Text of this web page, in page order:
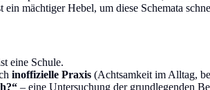
mächtiger Hebel, um diese Schemata
eine Schule.
inoffizielle Praxis (Achtsamkeit im Alltag,
– eine Untersuchung der grundlegenden